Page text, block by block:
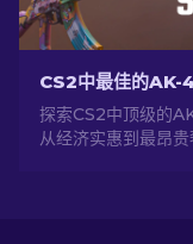
探索CS2中顶级的
从经济实惠到最昂贵